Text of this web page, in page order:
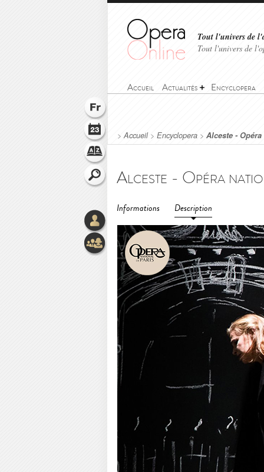
Tout l'univers de
Tout l'univers de
Accueil Actualités Encyclopera
>Accueil> Encyclopera > Alceste -
Informations Description